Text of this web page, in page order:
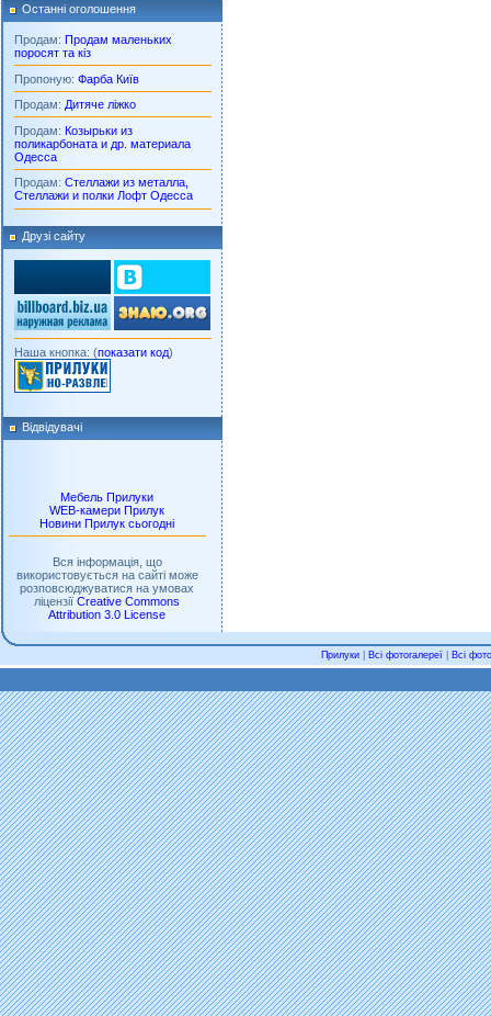
Останні оголошення
Продам: Продам маленьких
поросят та кіз
Пропоную: Фарба Київ
Продам: Дитяче ліжко
Продам: Козырьки из
поликарбоната и др. материала
Одесса
Продам: Стеллажи из металла,
Стеллажи и полки Лофт Одесса
Друзі сайту
Наша кнопка: (показати код)
Відвідувачі
Мебель Прилуки
WEB-камери Прилук
Новини Прилук сьогодні
Вся інформація, що
використовується на сайті може
розповсюджуватися на умовах
ліцензіїCreative Commons
Attribution 3.0 License
Прилуки Всі фотогалереї Всі